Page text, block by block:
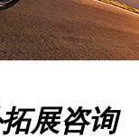
展咨询